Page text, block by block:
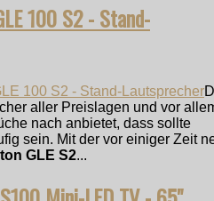
100 S2 - Stand-
aller Preislagen und vor
nach anbietet, dass sollte
sein. Mit der vor einiger Zeit
GLE S2...